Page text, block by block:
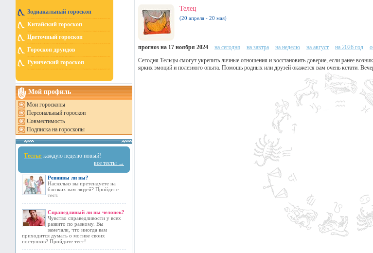
Зодиакальный гороскоп
Китайский гороскоп
Цветочный гороскоп
Гороскоп друидов
Рунический гороскоп
Мой профиль
Мои гороскопы
Персональный гороскоп
Совместимость
Подписка на гороскопы
Тесты: каждую неделю новый!
все тесты →
Ревнивы ли вы?
Насколько вы претендуете на
близких вам людей? Пройдите
тест.
Справедливый ли вы человек?
Чувство справедливости у всех
развито по разному. Вы
замечали, что иногда вам
приходится думать о мотиве своих
поступков? Пройдите тест!
Телец
(20 апреля - 20 мая)
прогноз на 17 ноября 2024 на сегодня на завтра на неделю на август на 2026 год
Сегодня Тельцы смогут укрепить личные отношения и восстановить доверие, если ранее
ярких эмоций и полезного опыта. Помощь родных или друзей окажется вам очень кстати.